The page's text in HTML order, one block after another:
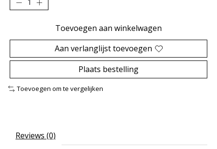
Toevoegen aan winkelwagen
Aan verlanglijst toevoegen
Plaats bestelling
Toevoegen om te vergelijken
Reviews (0)